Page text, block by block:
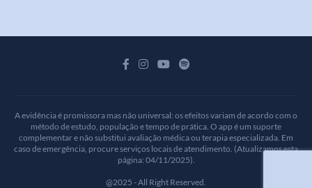
A evidência é promissora mas não universal: os efeitos variam de acordo com o
método de estudo, população e tempo de prática. O app é um suporte
complementar e não substitui avaliação médica ou terapia especializada. Em
caso de emergência, procure serviços locais de atendimento. (Atualizamos esta
página: 04/11/2025).
@2025 - All Right Reserved.